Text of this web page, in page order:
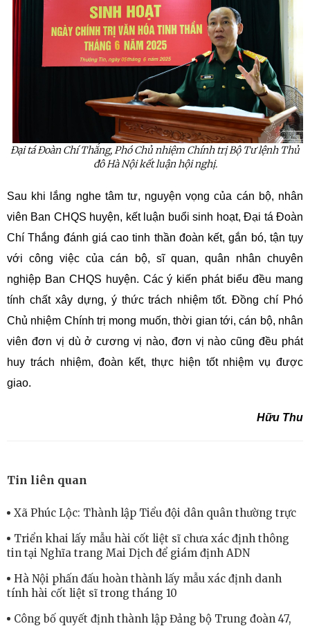
Đại tá Đoàn Chí Thắng, Phó Chủ nhiệm Chính trị Bộ Tư lệnh Thủ
đô Hà Nội kết luận hội nghị.
Sau khi lắng nghe tâm tư, nguyện vọng của cán bộ, nhân
viên Ban CHQS huyện, kết luận buổi sinh hoạt, Đại tá Đoàn
Chí Thắng đánh giá cao tinh thần đoàn kết, gắn bó, tận tụy
với công việc của cán bộ, sĩ quan, quân nhân chuyên
nghiệp Ban CHQS huyện. Các ý kiến phát biểu đều mang
tính chất xây dựng, ý thức trách nhiệm tốt. Đồng chí Phó
Chủ nhiệm Chính trị mong muốn, thời gian tới, cán bộ, nhân
viên đơn vị dù ở cương vị nào, đơn vị nào cũng đều phát
huy trách nhiệm, đoàn kết, thực hiện tốt nhiệm vụ được
giao.
Hữu Thu
Tin liên quan
Xã Phúc Lộc: Thành lập Tiểu đội dân quân thường trực
Triển khai lấy mẫu hài cốt liệt sĩ chưa xác định thông
tin tại Nghĩa trang Mai Dịch để giám định ADN
Hà Nội phấn đấu hoàn thành lấy mẫu xác định danh
tính hài cốt liệt sĩ trong tháng 10
Công bố quyết định thành lập Đảng bộ Trung đoàn 47,